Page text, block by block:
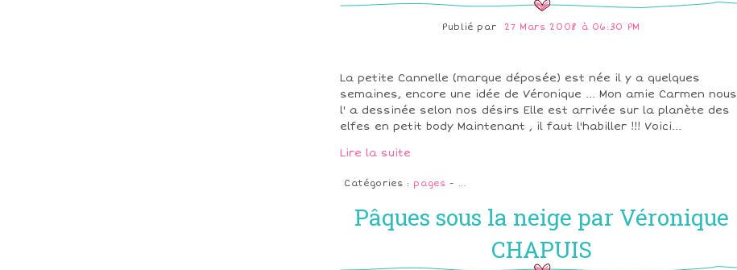
Publié par 27 Mars 2008 à 06:30 PM
La petite Cannelle (marque déposée) est née il y a quelques
semaines, encore une idée de Véronique ... Mon amie Carmen nous
l' a dessinée selon nos désirs Elle est arrivée sur la planète des
elfes en petit body Maintenant , il faut l'habiller !!! Voici...
Lire la suite
Catégories : pages - …
Pâques sous la neige par Véronique
CHAPUIS